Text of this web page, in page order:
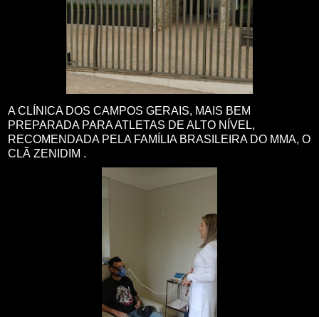
A CLÍNICA DOS CAMPOS GERAIS, MAIS BEM
PREPARADA PARA ATLETAS DE ALTO NÍVEL,
RECOMENDADA PELA FAMÍLIA BRASILEIRA DO MMA, O
CLÃ ZENIDIM .